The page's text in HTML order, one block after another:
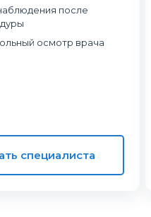
после
осмотр врача
специалиста